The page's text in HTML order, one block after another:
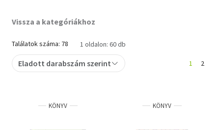
Hobbi, szabadidő
Művészet
Szótár, nyelvkönyv
Vissza a kategóriákhoz
Találatok száma: 78 1 oldalon: 60 db
Eladott darabszám szerint 1 2
KÖNYV KÖNYV